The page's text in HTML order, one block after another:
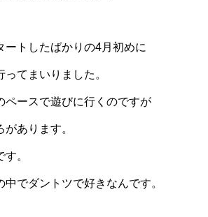
ートしたばかりの4月初めに
てまいりました。
ペースで遊びに行くのですが
あります。
。
でダントツで好きなんです。